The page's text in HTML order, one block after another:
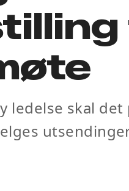
ledelse skal